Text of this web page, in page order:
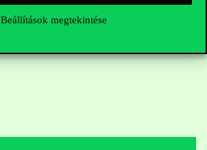
Beállítások megtekintése